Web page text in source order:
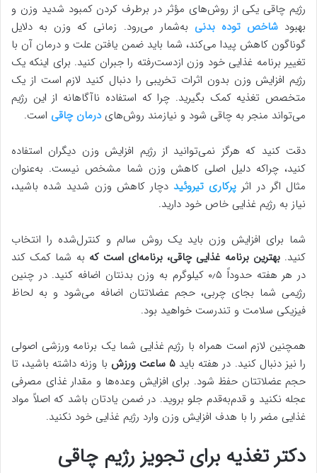
رژیم چاقی یکی از روش‌های مؤثر در برطرف کردن کمبود شدید وزن و
بهبودشاخص توده بدنی به‌شمار می‌رود. زمانی که وزن به دلایل
گوناگون کاهش پیدا می‌کند، شما باید ضمن یافتن علت و درمان آن با
تغییر برنامه غذایی خود وزن ازدست‌رفته را جبران کنید. برای اینکه یک
رژیم افزایش وزن بدون اثرات تخریبی را دنبال کنید لازم است از یک
متخصص تغذیه کمک بگیرید. چرا که استفاده ناآگاهانه از این رژیم
می‌تواند منجر به چاقی شود و نیازمند روش‌هایدرمان چاقی است.
دقت کنید که هرگز نمی‌توانید از رژیم افزایش وزن دیگران استفاده
کنید، چراکه دلیل اصلی کاهش وزن شما مشخص نیست. به‌عنوان
‌مثال اگر در اثر پرکاری تیروئیددچار کاهش وزن شدید شده باشید،
نیاز به رژیم غذایی خاص خود دارید.
شما برای افزایش وزن باید یک روش سالم و کنترل‌شده را انتخاب
کنید. بهترین برنامه غذایی چاقی، برنامه‌ای است که به شما کمک کند
در هر هفته حدوداً ۰٫۵ کیلوگرم به وزن بدنتان اضافه کنید. در چنین
رژیمی شما بجای چربی، حجم عضلاتتان اضافه می‌شود و به لحاظ
فیزیکی سلامت و تندرست خواهید بود.
همچنین لازم است همراه با رژیم غذایی شما یک برنامه ورزشی اصولی
را نیز دنبال کنید. در هفته باید ۵ ساعت ورزش
با وزنه داشته باشید، تا
حجم عضلاتتان حفظ شود. برای افزایش وعده‌ها و مقدار غذای مصرفی
عجله نکنید و قدم‌به‌قدم جلو بروید. در ضمن یادتان باشد که اصلاً مواد
غذایی مضر را با هدف افزایش وزن وارد رژیم غذایی خود نکنید.
دکتر تغذیه برای تجویز رژیم چاقی